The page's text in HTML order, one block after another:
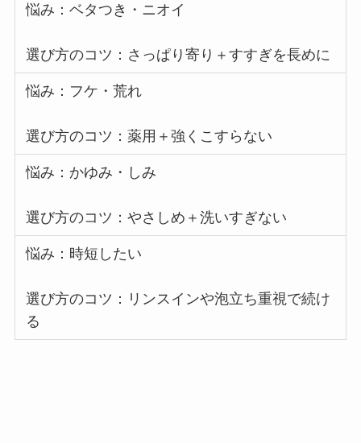
悩み：ベタつき・ニオイ
選び方のコツ：さっぱり寄り＋すすぎを長めに
悩み：フケ・荒れ
選び方のコツ：薬用＋強くこすらない
悩み：かゆみ・しみ
選び方のコツ：やさしめ＋洗いすぎない
悩み：時短したい
選び方のコツ：リンスインや泡立ち重視で続け
る